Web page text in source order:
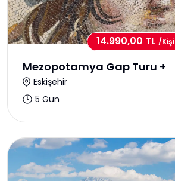
14.990,00 TL /kişi
Mezopotamya Gap Turu +
Eskişehir
5 Gün